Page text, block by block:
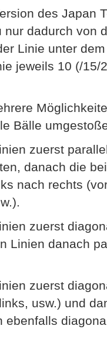
des Japan
nur dadurch von
Linie unter
jeweils 10 (/15/
Bälle
zuerst
danach die
nach rechts
zuerst
Linien danach
zuerst
usw.) und
ebenfalls